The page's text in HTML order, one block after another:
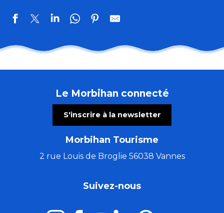
Roman de Renart, spectacle solo
Concert à remonter dans le temps (de Huillet à
Le Parvis des Savoir-Faire
Pot d'accueil des vacanciers
Orgue et Voix
Marché des artisans à La Grande Vallée
Rendez-vous sur les nuages - Journée cirque
Le Morbihan connecté
S'inscrire à la newsletter
Morbihan Tourisme
2 rue Louis de Broglie 56038 Vannes
Suivez-nous